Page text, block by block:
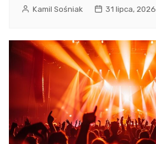
Kamil Sośniak 31 lipca, 2026